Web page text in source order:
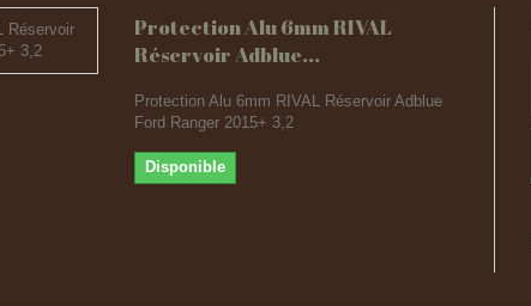
Protection Alu 6mm RIVAL
Réservoir Adblue...
Protection Alu 6mm RIVAL Réservoir Adblue
Ford Ranger 2015+ 3,2
Disponible